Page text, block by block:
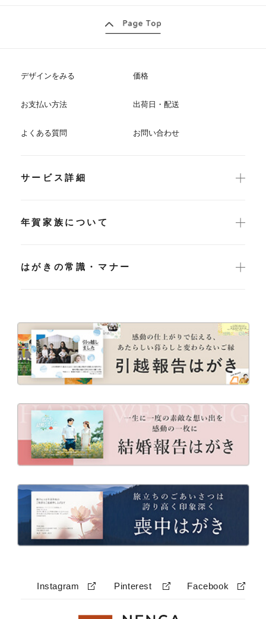
デザインをみる 価格
お支払い方法 出荷日・配送
よくある質問 お問い合わせ
サービス詳細
年賀家族について
はがきの常識・マナー
Instagram Pinterest Facebook